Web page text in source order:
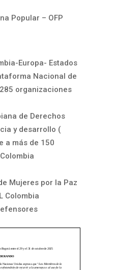
Popular – OFP
Europa- Estados
Nacional de
organizaciones
de Derechos
y desarrollo (
a más de 150
Mujeres por la Paz
Colombia